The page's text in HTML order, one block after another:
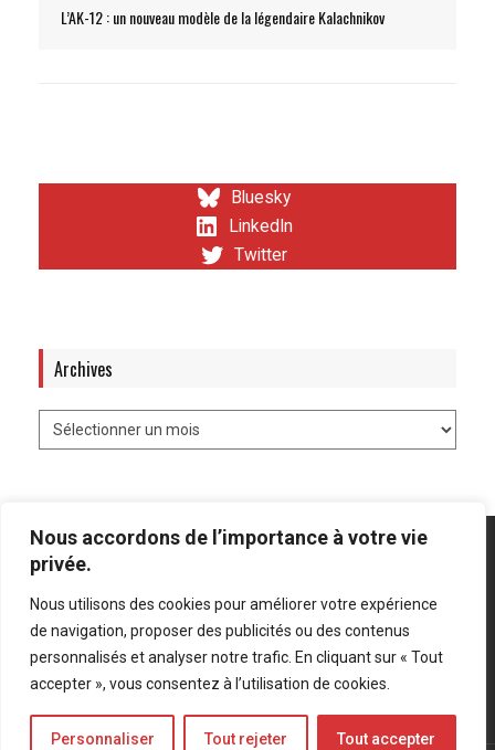
Nous accordons de l’importance à votre vie
privée.
Nous utilisons des cookies pour améliorer votre expérience
de navigation, proposer des publicités ou des contenus
personnalisés et analyser notre trafic. En cliquant sur « Tout
accepter », vous consentez à l’utilisation de cookies.
Personnaliser Tout rejeter Tout accepter
L’AK-12 : un nouveau modèle de la légendaire Kalachnikov
Bluesky
LinkedIn
Twitter
Archives
Mentions légales Politique de confidentialité
Bluesky
LinkedIn
Twitter